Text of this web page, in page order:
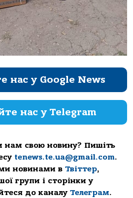
нас у Google News
нас у Telegram
нам свою новину? Пишіть
tenews.te.ua@gmail.com.
новинами в Твіттер,
групи і сторінки у
до каналу Телеграм.